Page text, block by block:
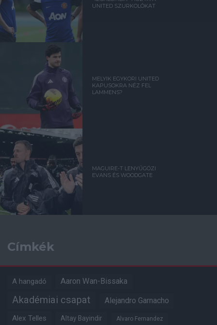
UNITED SZURKOLÓKAT
MELYIK EGYKORI UNITED
KAPUSOKRA NÉZ FEL
LAMMENS?
MAGUIRE-T LENYŰGÖZI
EVANS ÉS WOODGATE
Címkék
A hangadó Aaron Wan-Bissaka
Akadémiai csapat Alejandro Garnacho
Alex Telles Altay Bayindir Alvaro Fernandez